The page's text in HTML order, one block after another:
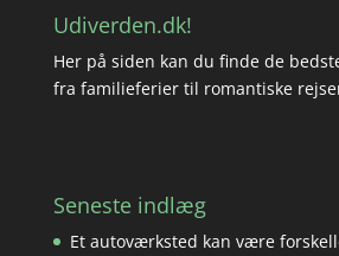
Udiverden.dk!
Her på siden kan du finde de
fra familieferier til romantiske
Seneste indlæg
Et autoværksted kan være